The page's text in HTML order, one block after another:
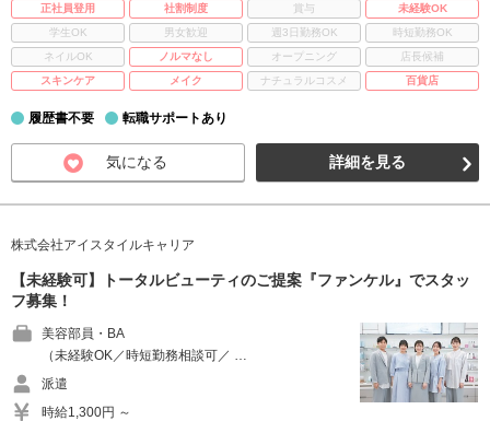
正社員登用 社割制度 賞与
未経験OK
学生OK
男女歓迎 週3日勤務OK
時短勤務OK
ネイルOK
ノルマなし オープニング
店長候補
スキンケア
メイク ナチュラルコスメ 百貨店
履歴書不要 転職サポートあり
気になる 詳細を見る
株式会社アイスタイルキャリア
【未経験可】トータルビューティのご提案『ファンケル』でスタッ
フ募集！
美容部員・BA
（未経験OK／時短勤務相談可／ …
派遣
時給1,300円 ～